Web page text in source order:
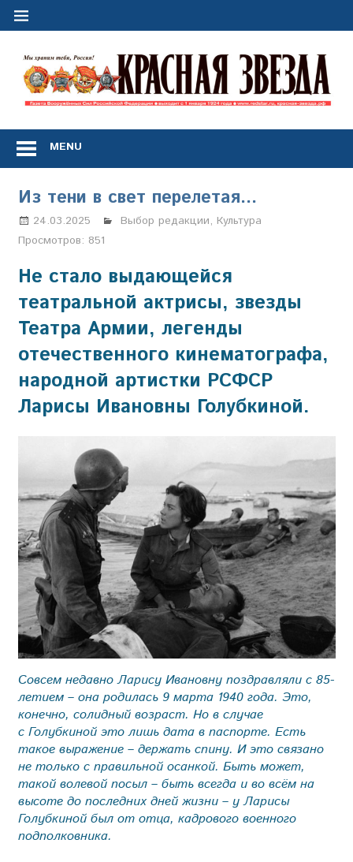
Перейти
Сил
Российской
Федерации
*
выходит
с
января
1924
года
MENU
Из тени в свет перелетая…
24.03.2025 Настя Свиридова
Выбор редакции, Культура
Просмотров: 851
Не стало выдающейся
театральной актрисы, звезды
Театра Армии, легенды
отечественного кинематографа,
народной артистки РСФСР
Ларисы Ивановны Голубкиной.
Совсем недавно Ларису Ивановну поздравляли с 85-
летием – она родилась 9 марта 1940 года. Это,
конечно, солидный возраст. Но в случае
с Голубкиной это лишь дата в паспорте. Есть
такое выражение – держать спину. И это связано
не только с правильной осанкой. Быть может,
такой волевой посыл – быть всегда и во всём на
высоте до последних дней жизни – у Ларисы
Голубкиной был от отца, кадрового военного
подполковника.